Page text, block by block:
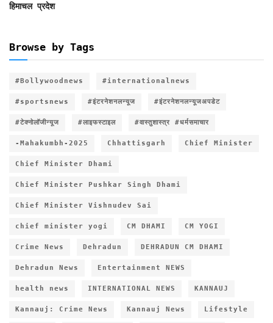
हिमाचल प्रदेश
Browse by Tags
#Bollywoodnews #internationalnews
#sportsnews #इंटरनेशनलन्यूज #इंटरनेशनलन्यूजअपडेट
#टेक्नोलॉजीन्यूज #लाइफस्टाइल #वास्तुशास्त्र #धर्मसमाचार
-Mahakumbh-2025 Chhattisgarh Chief Minister
Chief Minister Dhami
Chief Minister Pushkar Singh Dhami
Chief Minister Vishnudev Sai
chief minister yogi CM DHAMI CM YOGI
Crime News Dehradun DEHRADUN CM DHAMI
Dehradun News Entertainment NEWS
health news INTERNATIONAL NEWS KANNAUJ
Kannauj: Crime News Kannauj News Lifestyle